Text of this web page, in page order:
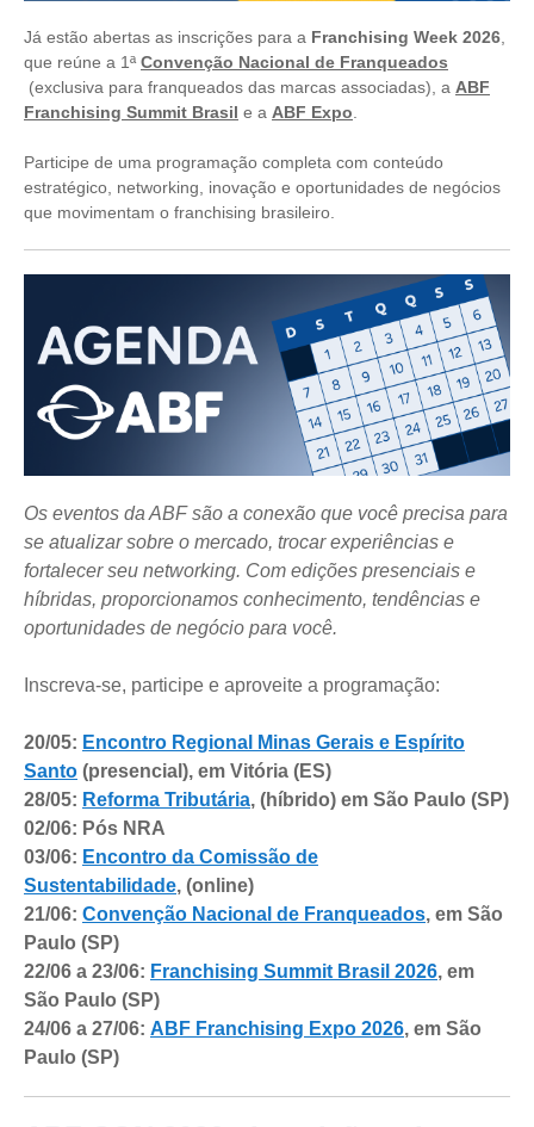
Já estão abertas as inscrições para a Franchising Week 2026
que reúne a 1ªConvenção Nacional de Franqueados
(exclusiva para franqueados das marcas associadas), a ABF
Franchising Summit Brasil e a ABF Expo
Participe de uma programação completa com conteúdo
estratégico, networking, inovação e oportunidades de negócios
que movimentam o franchising brasileiro.
Os eventos da ABF são a conexão que você precisa para
se atualizar sobre o mercado, trocar experiências e
fortalecer seu networking. Com edições presenciais e
híbridas, proporcionamos conhecimento, tendências e
oportunidades de negócio para você.
Inscreva-se, participe e aproveite a programação:
20/05: Encontro Regional Minas Gerais e Espírito
Santo (presencial), em Vitória (ES)
28/05: Reforma Tributária, (híbrido) em São Paulo (SP)
02/06: Pós NRA
03/06: Encontro da Comissão de
Sustentabilidade, (online)
21/06: Convenção Nacional de Franqueados, em São
Paulo (SP)
22/06 a 23/06: Franchising Summit Brasil 2026, em
São Paulo (SP)
24/06 a 27/06: ABF Franchising Expo 2026, em São
Paulo (SP)